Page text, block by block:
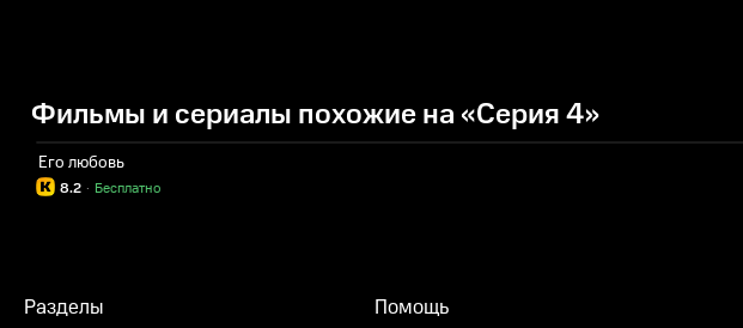
Фильмы и сериалы похожие на «Серия 4»
Его любовь
8.2 Бесплатно
·
Разделы Помощь